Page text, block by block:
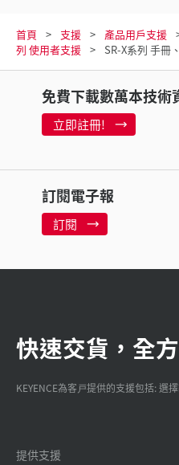
首頁 支援 產品用戶支援
列 使用者支援
SR-X系列 手冊
免費下載數萬本技術
立即註冊!
訂閱電子報
訂閱
快速交貨，全
KEYENCE為客戸提供的支援包括: 選
提供支援